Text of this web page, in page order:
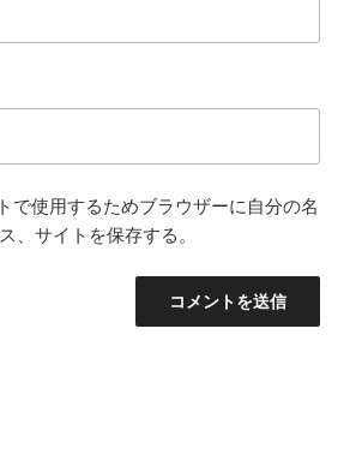
で使用するためブラウザーに自分の名
、サイトを保存する。